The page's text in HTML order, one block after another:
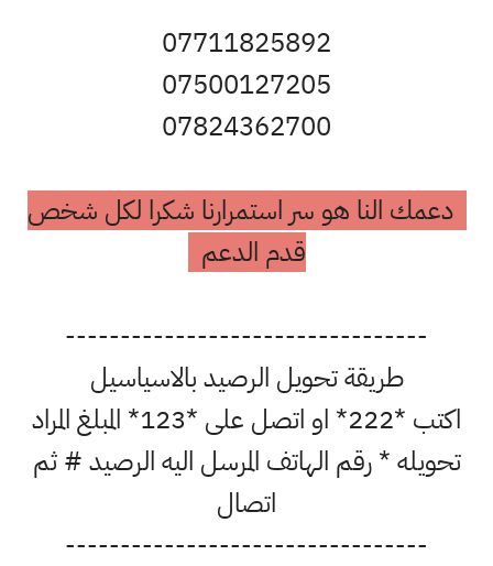
07711825892
07500127205
07824362700
دعمك النا هو سر استمرارنا شكرا لكل شخص
قدم الدعم
---------------------------------
طريقة تحويل الرصيد بالاسياسيل
اكتب *222* او اتصل على *123* المبلغ المراد
تحويله * رقم الهاتف المرسل اليه الرصيد # ثم
اتصال
---------------------------------